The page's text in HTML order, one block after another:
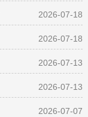
2026-07-18
2026-07-18
2026-07-13
2026-07-13
2026-07-07